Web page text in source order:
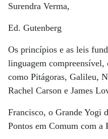
Surendra Verma,
Ed. Gutenberg
Os princípios e as leis
linguagem compreensível,
como Pitágoras, Galileu,
Rachel Carson e James
Francisco, o Grande Yogi
Pontos em Comum com a